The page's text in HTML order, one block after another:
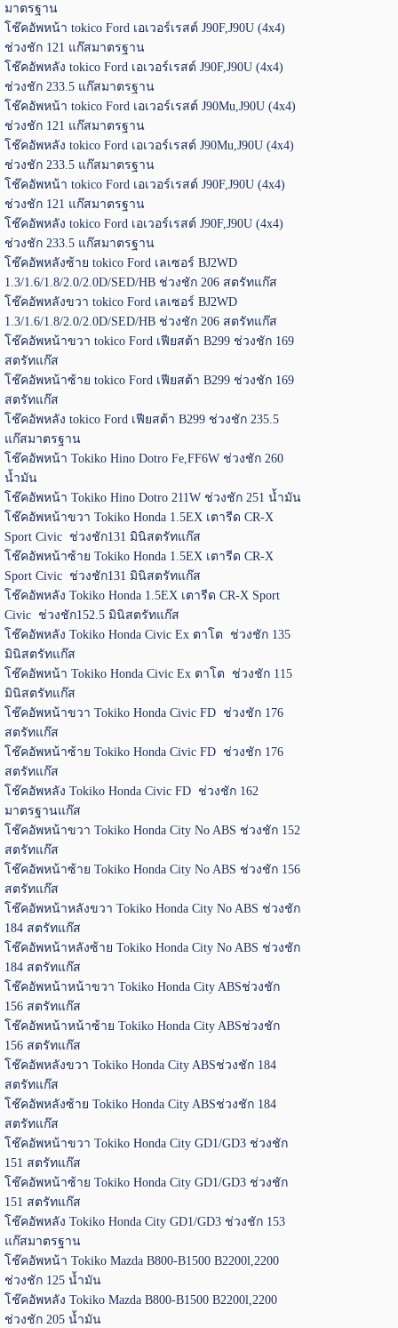
มาตรฐาน
โช๊คอัพหน้า tokico Ford เอเวอร์เรสต์ J90F,J90U (4x4)
ช่วงชัก 121 แก๊สมาตรฐาน
โช๊คอัพหลัง tokico Ford เอเวอร์เรสต์ J90F,J90U (4x4)
ช่วงชัก 233.5 แก๊สมาตรฐาน
โช๊คอัพหน้า tokico Ford เอเวอร์เรสต์ J90Mu,J90U (4x4)
ช่วงชัก 121 แก๊สมาตรฐาน
โช๊คอัพหลัง tokico Ford เอเวอร์เรสต์ J90Mu,J90U (4x4)
ช่วงชัก 233.5 แก๊สมาตรฐาน
โช๊คอัพหน้า tokico Ford เอเวอร์เรสต์ J90F,J90U (4x4)
ช่วงชัก 121 แก๊สมาตรฐาน
โช๊คอัพหลัง tokico Ford เอเวอร์เรสต์ J90F,J90U (4x4)
ช่วงชัก 233.5 แก๊สมาตรฐาน
โช๊คอัพหลังซ้าย tokico Ford เลเซอร์ BJ2WD
1.3/1.6/1.8/2.0/2.0D/SED/HB ช่วงชัก 206 สตรัทแก๊ส
โช๊คอัพหลังขวา tokico Ford เลเซอร์ BJ2WD
1.3/1.6/1.8/2.0/2.0D/SED/HB ช่วงชัก 206 สตรัทแก๊ส
โช๊คอัพหน้าขวา tokico Ford เฟียสต้า B299 ช่วงชัก 169
สตรัทแก๊ส
โช๊คอัพหน้าซ้าย tokico Ford เฟียสต้า B299 ช่วงชัก 169
สตรัทแก๊ส
โช๊คอัพหลัง tokico Ford เฟียสต้า B299 ช่วงชัก 235.5
แก๊สมาตรฐาน
โช๊คอัพหน้า Tokiko Hino Dotro Fe,FF6W ช่วงชัก 260
น้ำมัน
โช๊คอัพหน้า Tokiko Hino Dotro 211W ช่วงชัก 251 น้ำมัน
โช๊คอัพหน้าขวา Tokiko Honda 1.5EX เตารีด CR-X
Sport Civic ช่วงชัก131 มินิสตรัทแก๊ส
โช๊คอัพหน้าซ้าย Tokiko Honda 1.5EX เตารีด CR-X
Sport Civic ช่วงชัก131 มินิสตรัทแก๊ส
โช๊คอัพหลัง Tokiko Honda 1.5EX เตารีด CR-X Sport
Civic ช่วงชัก152.5 มินิสตรัทแก๊ส
โช๊คอัพหลัง Tokiko Honda Civic Ex ตาโต ช่วงชัก 135
มินิสตรัทแก๊ส
โช๊คอัพหน้า Tokiko Honda Civic Ex ตาโต ช่วงชัก 115
มินิสตรัทแก๊ส
โช๊คอัพหน้าขวา Tokiko Honda Civic FD ช่วงชัก 176
สตรัทแก๊ส
โช๊คอัพหน้าซ้าย Tokiko Honda Civic FD ช่วงชัก 176
สตรัทแก๊ส
โช๊คอัพหลัง Tokiko Honda Civic FD ช่วงชัก 162
มาตรฐานแก๊ส
โช๊คอัพหน้าขวา Tokiko Honda City No ABS ช่วงชัก 152
สตรัทแก๊ส
โช๊คอัพหน้าซ้าย Tokiko Honda City No ABS ช่วงชัก 156
สตรัทแก๊ส
โช๊คอัพหน้าหลังขวา Tokiko Honda City No ABS ช่วงชัก
184 สตรัทแก๊ส
โช๊คอัพหน้าหลังซ้าย Tokiko Honda City No ABS ช่วงชัก
184 สตรัทแก๊ส
โช๊คอัพหน้าหน้าขวา Tokiko Honda City ABSช่วงชัก
156 สตรัทแก๊ส
โช๊คอัพหน้าหน้าซ้าย Tokiko Honda City ABSช่วงชัก
156 สตรัทแก๊ส
โช๊คอัพหลังขวา Tokiko Honda City ABSช่วงชัก 184
สตรัทแก๊ส
โช๊คอัพหลังซ้าย Tokiko Honda City ABSช่วงชัก 184
สตรัทแก๊ส
โช๊คอัพหน้าขวา Tokiko Honda City GD1/GD3 ช่วงชัก
151 สตรัทแก๊ส
โช๊คอัพหน้าซ้าย Tokiko Honda City GD1/GD3 ช่วงชัก
151 สตรัทแก๊ส
โช๊คอัพหลัง Tokiko Honda City GD1/GD3 ช่วงชัก 153
แก๊สมาตรฐาน
โช๊คอัพหน้า Tokiko Mazda B800-B1500 B2200l,2200
ช่วงชัก 125 น้ำมัน
โช๊คอัพหลัง Tokiko Mazda B800-B1500 B2200l,2200
ช่วงชัก 205 น้ำมัน